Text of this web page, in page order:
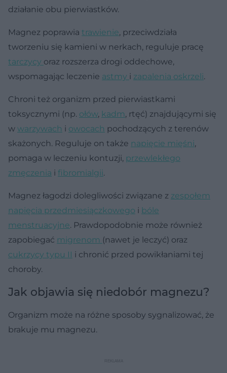
działanie obu pierwiastków.
Magnez poprawia trawienie, przeciwdziała
tworzeniu się kamieni w nerkach, reguluje pracę
tarczycy oraz rozszerza drogi oddechowe,
wspomagając leczenie astmy i zapalenia oskrzeli.
Chroni też organizm przed pierwiastkami
toksycznymi (np. ołów, kadm, rtęć) znajdującymi się
w warzywach i owocach pochodzących z terenów
skażonych. Reguluje on także napięcie mięśni,
pomaga w leczeniu kontuzji, przewlekłego
zmęczenia i fibromialgii.
Magnez łagodzi dolegliwości związane z zespołem
napięcia przedmiesiączkowego i bóle
menstruacyjne. Prawdopodobnie może również
zapobiegać migrenom (nawet je leczyć) oraz
cukrzycy typu II i chronić przed powikłaniami tej
choroby.
Jak objawia się niedobór magnezu?
Organizm może na różne sposoby sygnalizować, że
brakuje mu magnezu.